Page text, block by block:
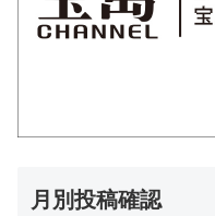
月別投稿確認